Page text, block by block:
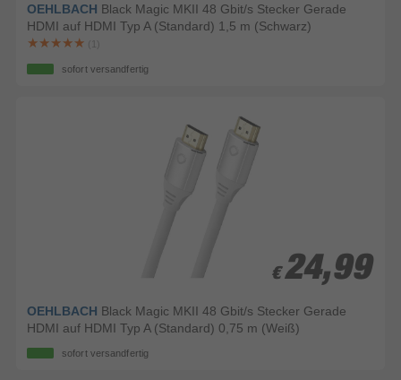
OEHLBACH Black Magic MKII 48 Gbit/s Stecker Gerade
HDMI auf HDMI Typ A (Standard) 1,5 m (Schwarz)
(1)
sofort versandfertig
€ 24,99
€ 24,99
OEHLBACH Black Magic MKII 48 Gbit/s Stecker Gerade
HDMI auf HDMI Typ A (Standard) 0,75 m (Weiß)
sofort versandfertig